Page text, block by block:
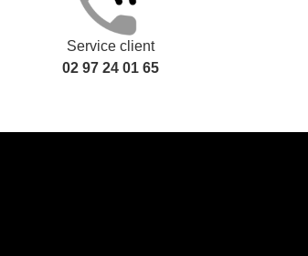
Service client
02 97 24 01 65